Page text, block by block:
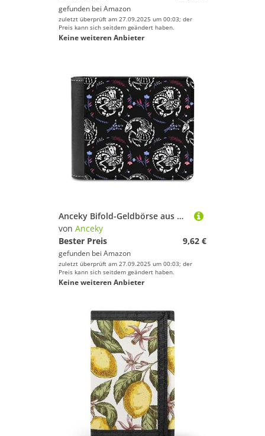
gefunden bei Amazon
zuletzt überprüft am 27.09.2025 um 00:03; der
Preis kann sich seitdem geändert haben.
Keine weiteren Anbieter
Anceky Bifold-Geldbörse aus weichem PU-Leder, Münzbörse, Kreditkartenetui, langlebiger Kartenhalter, schmale Brieftasche zur Geldaufbewahrung für Männer und Frauen
von Anceky
Bester Preis
9,62 €
gefunden bei Amazon
zuletzt überprüft am 27.09.2025 um 00:03; der
Preis kann sich seitdem geändert haben.
Keine weiteren Anbieter